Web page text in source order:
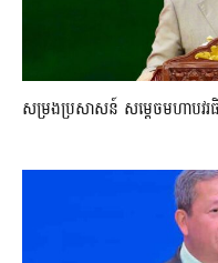
សម្រងប្រសាសន៍ សម្ដេចមហាប